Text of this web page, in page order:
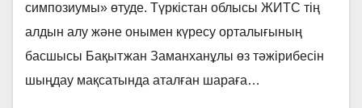
симпозиумы» өтуде. Түркістан облысы ЖИТС тің
алдын алу және онымен күресу орталығының
басшысы Бақытжан Заманханұлы өз тәжірибесін
шыңдау мақсатында аталған шараға…